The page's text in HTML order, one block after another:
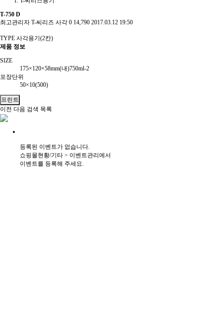
T-750 D
최고관리자 T-씨리즈 사각 0 14,790 2017.03.12 19:50
TYPE 사각용기(2칸)
제품 정보
SIZE
175×120×58mm(내)750ml-2
포장단위
50×10(500)
프린트
이전 다음 검색 목록
등록된 이벤트가 없습니다.
쇼핑몰현황/기타 > 이벤트관리에서
이벤트를 등록해 주세요.